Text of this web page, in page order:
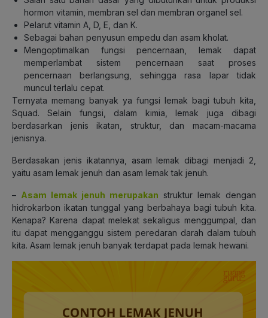
hormon vitamin, membran sel dan membran organel sel.
Pelarut vitamin A, D, E, dan K.
Sebagai bahan penyusun empedu dan asam kholat.
Mengoptimalkan fungsi pencernaan, lemak dapat
memperlambat sistem pencernaan saat proses
pencernaan berlangsung, sehingga rasa lapar tidak
muncul terlalu cepat.
Ternyata memang banyak ya fungsi lemak bagi tubuh kita,
Squad. Selain fungsi, dalam kimia, lemak juga dibagi
berdasarkan jenis ikatan, struktur, dan macam-macama
jenisnya.
Berdasakan jenis ikatannya, asam lemak dibagi menjadi 2,
yaitu asam lemak jenuh dan asam lemak tak jenuh.
– Asam lemak jenuh merupakan struktur lemak dengan
hidrokarbon ikatan tunggal yang berbahaya bagi tubuh kita.
Kenapa? Karena dapat melekat sekaligus menggumpal, dan
itu dapat mengganggu sistem peredaran darah dalam tubuh
kita. Asam lemak jenuh banyak terdapat pada lemak hewani.